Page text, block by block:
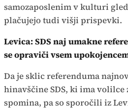
samozaposlenim v kulturi
plačujejo tudi višji prispevki.
Levica: SDS naj umakne
se opraviči vsem
Da je sklic referenduma
hinavščine SDS, ki ima volilce
spomina, pa so sporočili iz